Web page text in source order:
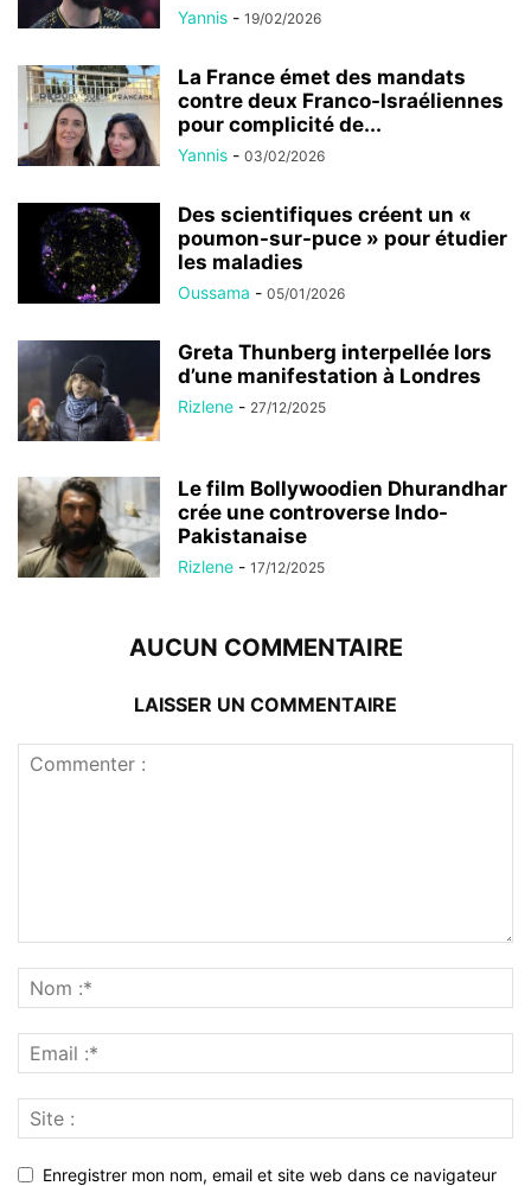
Yannis - 19/02/2026
La France émet des mandats
contre deux Franco-Israéliennes
pour complicité de...
Yannis - 03/02/2026
Des scientifiques créent un «
poumon-sur-puce » pour étudier
les maladies
Oussama - 05/01/2026
Greta Thunberg interpellée lors
d’une manifestation à Londres
Rizlene - 27/12/2025
Le film Bollywoodien Dhurandhar
crée une controverse Indo-
Pakistanaise
Rizlene - 17/12/2025
AUCUN COMMENTAIRE
LAISSER UN COMMENTAIRE
Enregistrer mon nom, email et site web dans ce navigateur